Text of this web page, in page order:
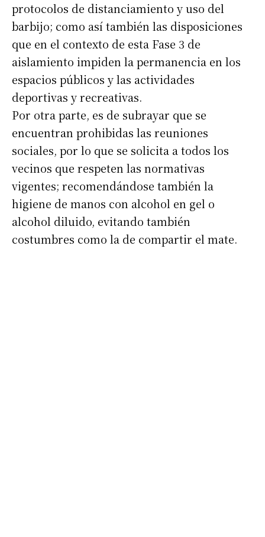
protocolos de distanciamiento y uso del
barbijo; como así también las disposiciones
que en el contexto de esta Fase 3 de
aislamiento impiden la permanencia en los
espacios públicos y las actividades
deportivas y recreativas.
Por otra parte, es de subrayar que se
encuentran prohibidas las reuniones
sociales, por lo que se solicita a todos los
vecinos que respeten las normativas
vigentes; recomendándose también la
higiene de manos con alcohol en gel o
alcohol diluido, evitando también
costumbres como la de compartir el mate.